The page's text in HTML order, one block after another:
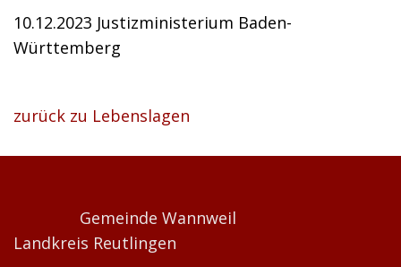
10.12.2023 Justizministerium Baden-
Württemberg
zurück zu Lebenslagen
Gemeinde Wannweil
Landkreis Reutlingen